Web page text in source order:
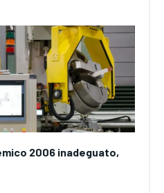
2006 inadeguato,